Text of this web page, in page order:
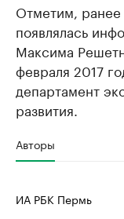
Отметим,
появлялась
Максима
февраля 2017
департамент
развития.
Авторы
ИА РБК Пермь